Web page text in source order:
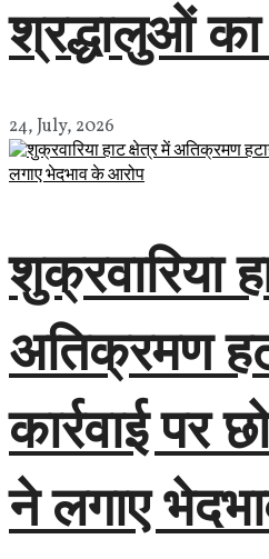
श्रद्धालुओं
24, July, 2026
शुक्रवारिया
अतिक्रमण
कार्रवाई पर
ने लगाए